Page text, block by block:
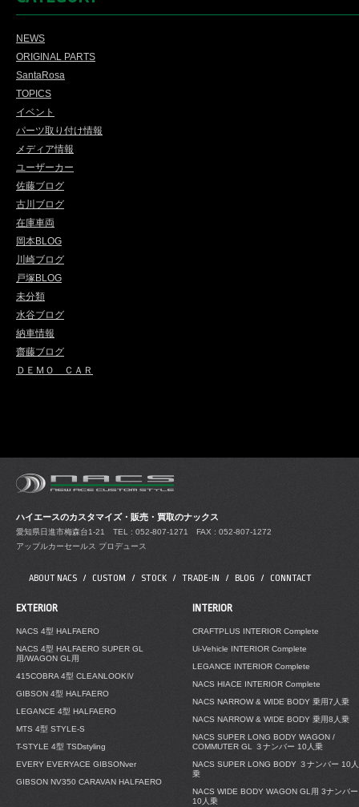
NEWS
ORIGINAL PARTS
SantaRosa
TOPICS
イベント
パーツ取り付け情報
メディア情報
ユーザーカー
佐藤ブログ
古川ブログ
在庫車両
岡本BLOG
川崎ブログ
戸塚BLOG
未分類
水谷ブログ
納車情報
齋藤ブログ
ＤＥＭＯ ＣＡＲ
ハイエースのカスタマイズ・販売・買取のナックス
愛知県日進市梅森台1-21 TEL : 052-807-1271 FAX : 052-807-1272
アップルカーセールス プロデュース
ABOUT NACS CUSTOM STOCK TRADE-IN BLOG CONNTACT
EXTERIOR
NACS 4型 HALFAERO
NACS 4型 HALFAERO SUPER GL
用/WAGON GL用
415COBRA 4型 CLEANLOOKⅣ
GIBSON 4型 HALFAERO
LEGANCE 4型 HALFAERO
MTS 4型 STYLE-S
T-STYLE 4型 TSDstyling
EVERY EVERYACE GIBSONver
GIBSON NV350 CARAVAN HALFAERO
INTERIOR
CRAFTPLUS INTERIOR Complete
Ui-Vehicle INTERIOR Complete
LEGANCE INTERIOR Complete
NACS HIACE INTERIOR Complete
NACS NARROW & WIDE BODY 乗用7人乗
NACS NARROW & WIDE BODY 乗用8人乗
NACS SUPER LONG BODY WAGON /
COMMUTER GL ３ナンバー 10人乗
NACS SUPER LONG BODY ３ナンバー 10人
乗
NACS WIDE BODY WAGON GL用 3ナンバー
10人乗